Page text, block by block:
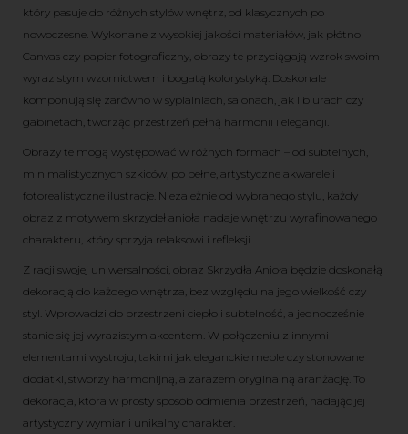
który pasuje do różnych stylów wnętrz, od klasycznych po
nowoczesne. Wykonane z wysokiej jakości materiałów, jak płótno
Canvas czy papier fotograficzny, obrazy te przyciągają wzrok swoim
wyrazistym wzornictwem i bogatą kolorystyką. Doskonale
komponują się zarówno w sypialniach, salonach, jak i biurach czy
gabinetach, tworząc przestrzeń pełną harmonii i elegancji.
Obrazy te mogą występować w różnych formach – od subtelnych,
minimalistycznych szkiców, po pełne, artystyczne akwarele i
fotorealistyczne ilustracje. Niezależnie od wybranego stylu, każdy
obraz z motywem skrzydeł anioła nadaje wnętrzu wyrafinowanego
charakteru, który sprzyja relaksowi i refleksji.
Z racji swojej uniwersalności, obraz Skrzydła Anioła będzie doskonałą
dekoracją do każdego wnętrza, bez względu na jego wielkość czy
styl. Wprowadzi do przestrzeni ciepło i subtelność, a jednocześnie
stanie się jej wyrazistym akcentem. W połączeniu z innymi
elementami wystroju, takimi jak eleganckie meble czy stonowane
dodatki, stworzy harmonijną, a zarazem oryginalną aranżację. To
dekoracja, która w prosty sposób odmienia przestrzeń, nadając jej
artystyczny wymiar i unikalny charakter.